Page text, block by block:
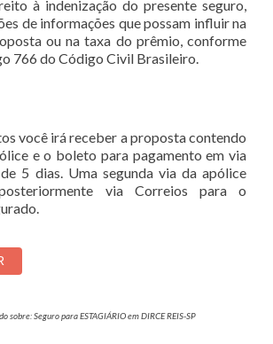
à indenização do presente seguro,
de informações que possam influir na
ou na taxa do prêmio, conforme
766 do Código Civil Brasileiro.
você irá receber a proposta contendo
e o boleto para pagamento em via
5 dias. Uma segunda via da apólice
via Correios para o
sobre: Seguro para ESTAGIÁRIO em DIRCE REIS-SP